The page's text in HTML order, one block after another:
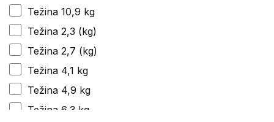
Težina 10,9 kg
Težina 2,3 (kg)
Težina 2,7 (kg)
Težina 4,1 kg
Težina 4,9 kg
Težina 6,3 kg